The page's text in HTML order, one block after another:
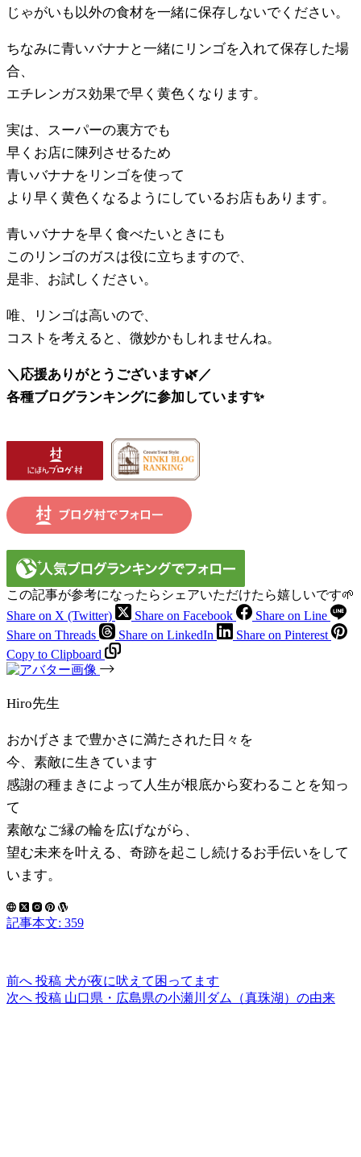
じゃがいも以外の食材を一緒に保存しないでください。
ちなみに青いバナナと一緒にリンゴを入れて保存した場
合、
エチレンガス効果で早く黄色くなります。
実は、スーパーの裏方でも
早くお店に陳列させるため
青いバナナをリンゴを使って
より早く黄色くなるようにしているお店もあります。
青いバナナを早く食べたいときにも
このリンゴのガスは役に立ちますので、
是非、お試しください。
唯、リンゴは高いので、
コストを考えると、微妙かもしれませんね。
＼応援ありがとうございます🌿／
各種ブログランキングに参加しています✨
この記事が参考になったらシェアいただけたら嬉しいです🌱
Share on X (Twitter)
Share on Facebook
Share on Line
Share on Threads
Share on LinkedIn
Share on Pinterest
Copy to Clipboard
Hiro先生
おかげさまで豊かさに満たされた日々を
今、素敵に生きています
感謝の種まきによって人生が根底から変わることを知っ
て
素敵なご縁の輪を広げながら、
望む未来を叶える、奇跡を起こし続けるお手伝いをして
います。
記事本文: 359
前へ 投稿 犬が夜に吠えて困ってます
次へ 投稿 山口県・広島県の小瀬川ダム（真珠湖）の由来